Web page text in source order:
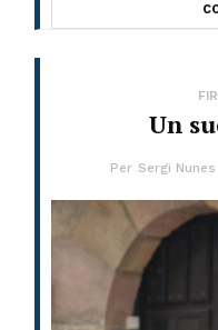
Un
Per Sergi Nunes